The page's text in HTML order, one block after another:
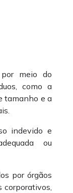
meio do
como a
tamanho e a
indevido e
ou
por órgãos
corporativos,